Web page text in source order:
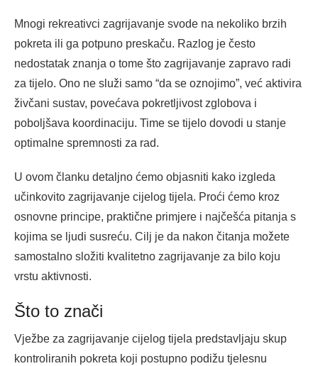
Mnogi rekreativci zagrijavanje svode na nekoliko brzih
pokreta ili ga potpuno preskaču. Razlog je često
nedostatak znanja o tome što zagrijavanje zapravo radi
za tijelo. Ono ne služi samo “da se oznojimo”, već aktivira
živčani sustav, povećava pokretljivost zglobova i
poboljšava koordinaciju. Time se tijelo dovodi u stanje
optimalne spremnosti za rad.
U ovom članku detaljno ćemo objasniti kako izgleda
učinkovito zagrijavanje cijelog tijela. Proći ćemo kroz
osnovne principe, praktične primjere i najčešća pitanja s
kojima se ljudi susreću. Cilj je da nakon čitanja možete
samostalno složiti kvalitetno zagrijavanje za bilo koju
vrstu aktivnosti.
Što to znači
Vježbe za zagrijavanje cijelog tijela predstavljaju skup
kontroliranih pokreta koji postupno podižu tjelesnu